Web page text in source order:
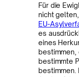
Für die
nicht
EU-
es
eines
bestimmen,
bestimmte
bestimmen.